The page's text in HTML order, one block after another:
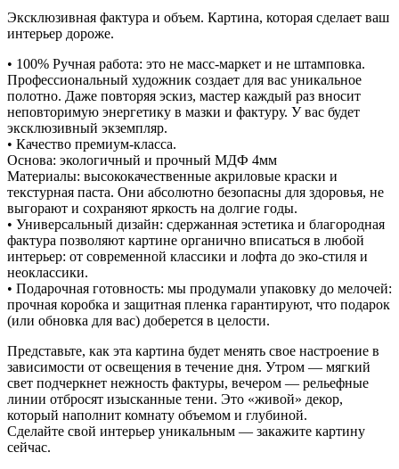
Эксклюзивная фактура и объем. Картина, которая сделает ваш
интерьер дороже.
• 100% Ручная работа: это не масс-маркет и не штамповка.
Профессиональный художник создает для вас уникальное
полотно. Даже повторяя эскиз, мастер каждый раз вносит
неповторимую энергетику в мазки и фактуру. У вас будет
эксклюзивный экземпляр.
• Качество премиум-класса.
Основа: экологичный и прочный МДФ 4мм
Материалы: высококачественные акриловые краски и
текстурная паста. Они абсолютно безопасны для здоровья, не
выгорают и сохраняют яркость на долгие годы.
• Универсальный дизайн: сдержанная эстетика и благородная
фактура позволяют картине органично вписаться в любой
интерьер: от современной классики и лофта до эко-стиля и
неоклассики.
• Подарочная готовность: мы продумали упаковку до мелочей:
прочная коробка и защитная пленка гарантируют, что подарок
(или обновка для вас) доберется в целости.
Представьте, как эта картина будет менять свое настроение в
зависимости от освещения в течение дня. Утром — мягкий
свет подчеркнет нежность фактуры, вечером — рельефные
линии отбросят изысканные тени. Это «живой» декор,
который наполнит комнату объемом и глубиной.
Сделайте свой интерьер уникальным — закажите картину
сейчас.